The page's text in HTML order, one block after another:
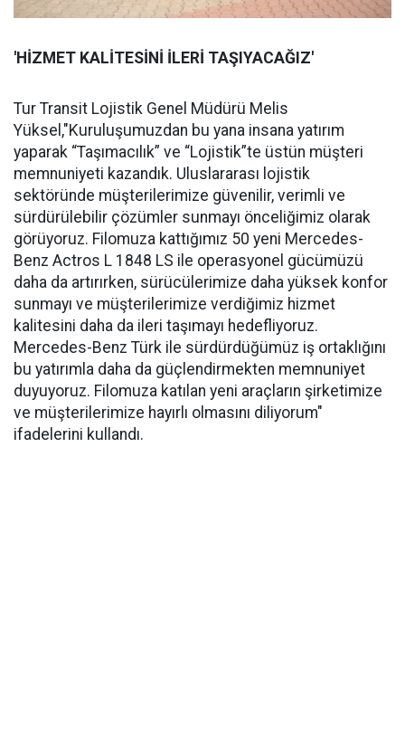
'HİZMET KALİTESİNİ İLERİ TAŞIYACAĞIZ'
Tur Transit Lojistik Genel Müdürü Melis
Yüksel,"Kuruluşumuzdan bu yana insana yatırım
yaparak “Taşımacılık” ve “Lojistik”te üstün müşteri
memnuniyeti kazandık. Uluslararası lojistik
sektöründe müşterilerimize güvenilir, verimli ve
sürdürülebilir çözümler sunmayı önceliğimiz olarak
görüyoruz. Filomuza kattığımız 50 yeni Mercedes-
Benz Actros L 1848 LS ile operasyonel gücümüzü
daha da artırırken, sürücülerimize daha yüksek konfor
sunmayı ve müşterilerimize verdiğimiz hizmet
kalitesini daha da ileri taşımayı hedefliyoruz.
Mercedes-Benz Türk ile sürdürdüğümüz iş ortaklığını
bu yatırımla daha da güçlendirmekten memnuniyet
duyuyoruz. Filomuza katılan yeni araçların şirketimize
ve müşterilerimize hayırlı olmasını diliyorum"
ifadelerini kullandı.